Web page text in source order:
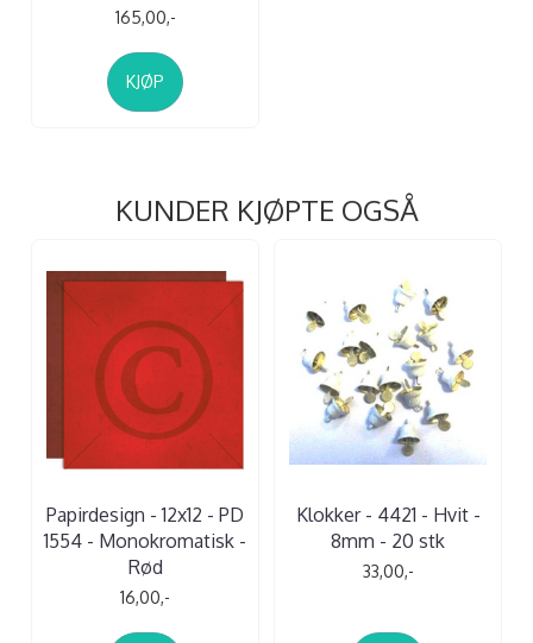
165,00,-
KJØP
KUNDER KJØPTE OGSÅ
Papirdesign - 12x12 - PD
1554 - Monokromatisk -
Rød
16,00,-
Klokker - 4421 - Hvit -
8mm - 20 stk
33,00,-